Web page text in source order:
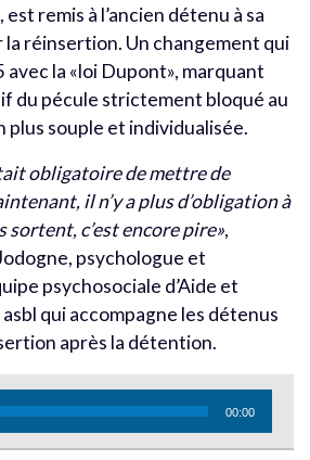
remis à l’ancien détenu à sa
réinsertion. Un changement qui
avec la «loi Dupont», marquant
du pécule strictement bloqué au
plus souple et individualisée.
obligatoire de mettre de
il n’y a plus d’obligation à
sortent, c’est encore pire»,
psychologue et
psychosociale d’Aide et
qui accompagne les détenus
après la détention.
00:00